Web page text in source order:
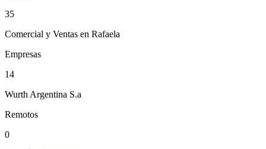
35
Comercial y Ventas en Rafaela
Empresas
14
Wurth Argentina S.a
Remotos
0